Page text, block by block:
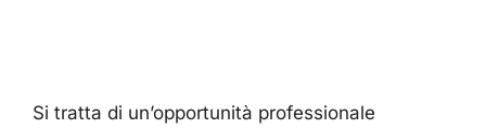
Si tratta di un’opportunità professionale